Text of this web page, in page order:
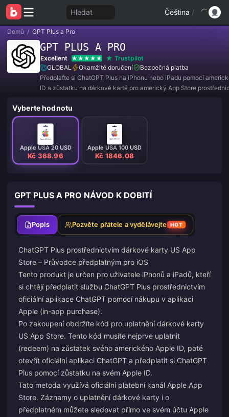
Hledat Čeština /
Domů / GPT Plus a Pro
GPT PLUS A PRO
Excellent
Trustpilot
GLOBAL
Okamžité doručení
Bezpečná platba
Předplaťte si ChatGPT Plus na iPhonu nebo iPadu pomocí
ID a zůstatku na dárkové kartě pro americký App Store
Vyberte hodnotu
Apple USA 20 USD
Kč 368.96
Apple USA 100 USD
Kč 1846.08
GPT PLUS A PRO NÁVOD K DOBITÍ
Popis Pozvěte přátele a vydělávejte HOT
ChatGPT Plus prostřednictvím dárkové karty US App
Store – Průvodce předplatným pro iOS
Tento produkt je určen pro uživatele iPhonů a iPadů, kteří
si chtějí předplatit službu ChatGPT Plus prostřednictvím
oficiální aplikace ChatGPT pomocí nákupu v aplikaci
Apple (in-app purchase).
Po zakoupení obdržíte kód pro uplatnění dárkové karty
US App Store. Tento kód musíte nejprve uplatnit
(redeem) na zůstatek svého amerického Apple ID, poté
otevřít oficiální aplikaci ChatGPT a předplatit si ChatGPT
Plus pomocí zůstatku na svém Apple ID.
Tato metoda využívá oficiální platební kanál Apple App
Store. Záznamy o uplatnění dárkové karty i o
předplatném můžete sledovat přímo ve svém účtu Apple